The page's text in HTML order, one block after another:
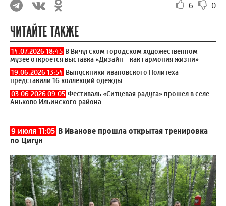
6 0
ЧИТАЙТЕ ТАКЖЕ
14.07.2026 18:45 В Вичугском городском художественном
музее откроется выставка «Дизайн – как гармония жизни»
19.06.2026 13:54 Выпускники ивановского Политеха
представили 16 коллекций одежды
03.06.2026 09:05 Фестиваль «Ситцевая радуга» прошёл в селе
Аньково Ильинского района
9 июля 11:05 В Иванове прошла открытая тренировка
по Цигун